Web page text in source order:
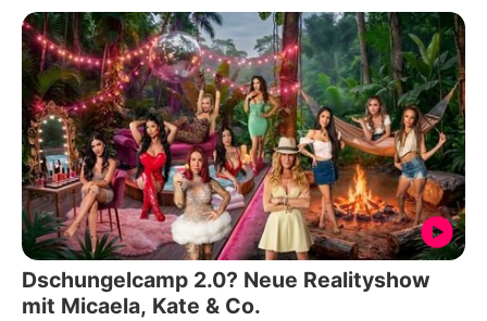
Dschungelcamp 2.0? Neue Realityshow
mit Micaela, Kate & Co.